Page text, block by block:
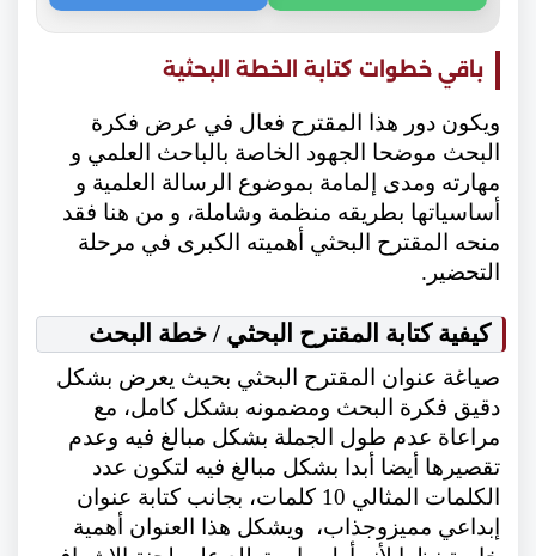
باقي خطوات كتابة الخطة البحثية
ويكون دور هذا المقترح فعال في عرض فكرة
البحث موضحا الجهود الخاصة بالباحث العلمي و
مهارته ومدى إلمامة بموضوع الرسالة العلمية و
أساسياتها بطريقه منظمة وشاملة، و من هنا فقد
منحه المقترح البحثي أهميته الكبرى في مرحلة
التحضير.
كيفية كتابة المقترح البحثي / خطة البحث
صياغة عنوان المقترح البحثي بحيث يعرض بشكل
دقيق فكرة البحث ومضمونه بشكل كامل، مع
مراعاة عدم طول الجملة بشكل مبالغ فيه وعدم
تقصيرها أيضا أبدا بشكل مبالغ فيه لتكون عدد
الكلمات المثالي 10 كلمات، بجانب كتابة عنوان
إبداعي مميزوجذاب، ويشكل هذا العنوان أهمية